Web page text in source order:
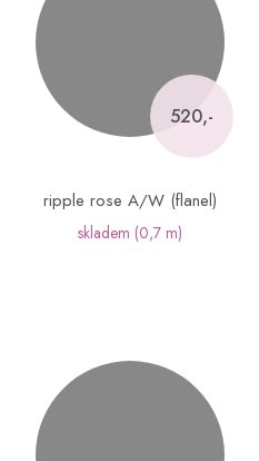
520,-
ripple rose A/W (flanel)
skladem (0,7 m)